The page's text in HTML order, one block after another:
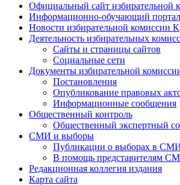
Официальный сайт избирательной
Информационно-обучающий портал
Новости избирательной комиссии
Деятельность избирательных
Сайты и страницы сайтов
Социальные сети
Документы избирательной
Постановления
Опубликование правовых
Информационные сообщения
Общественный контроль
Общественный экспертный
СМИ и выборы
Публикации о выборах в
В помощь представителям
Редакционная коллегия издания
Карта сайта